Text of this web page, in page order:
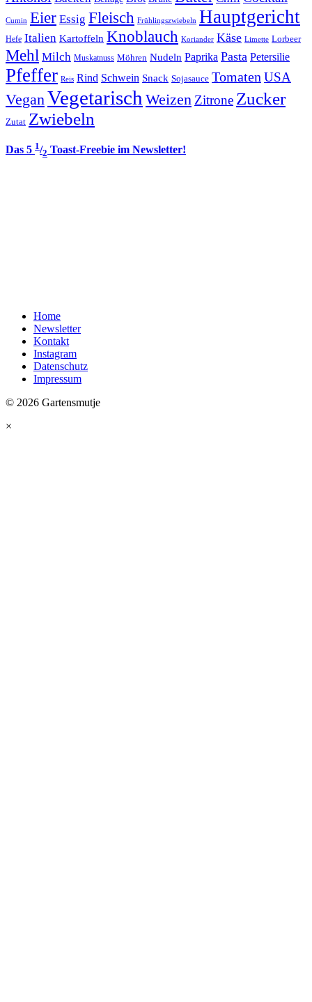
Cumin Eier Essig Fleisch Frühlingszwiebeln Hauptgericht
Hefe Italien Kartoffeln Knoblauch Koriander Käse Limette Lorbeer
Mehl Milch Muskatnuss Möhren Nudeln Paprika Pasta Petersilie
Pfeffer Reis Rind Schwein Snack Sojasauce Tomaten USA
VeganVegetarisch Weizen Zitrone Zucker
Zutat Zwiebeln
Das 5 1/2 Toast-Freebie im Newsletter!
Home
Newsletter
Kontakt
Instagram
Datenschutz
Impressum
© 2026 Gartensmutje
×